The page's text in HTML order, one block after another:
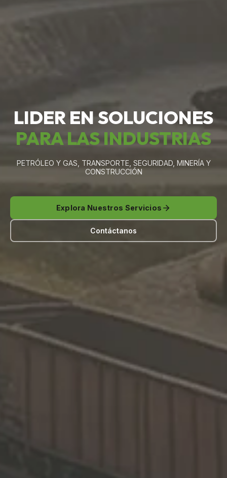
LIDER EN SOLUCIONES
PARA LAS INDUSTRIAS
PETRÓLEO Y GAS, TRANSPORTE, SEGURIDAD, MINERÍA Y
CONSTRUCCIÓN
Explora Nuestros Servicios
Contáctanos